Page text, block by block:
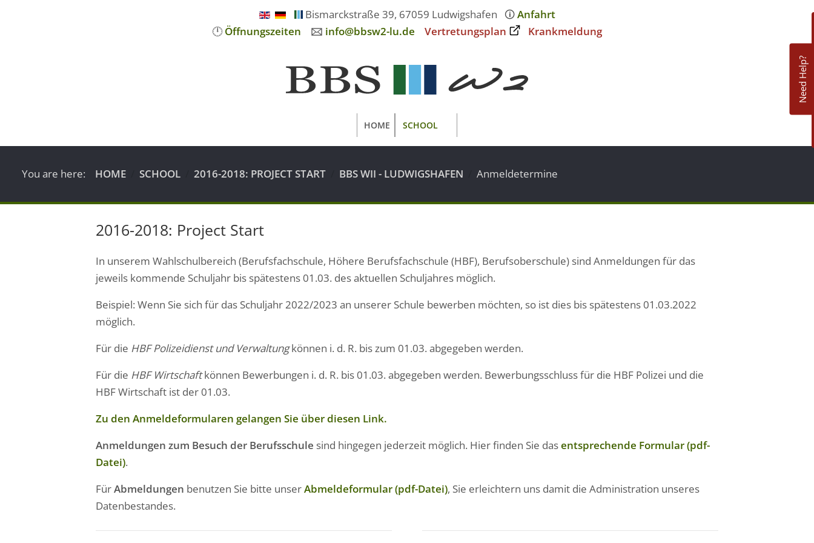
Bismarckstraße 39, 67059 Ludwigshafen 🛈Anfahrt
🕛Öffnungszeiten 🖂 info@bbsw2-lu.de Vertretungsplan Krankmeldung
Need Help?
HOME SCHOOL
You are here: HOME SCHOOL 2016-2018: PROJECT START BBS WII - LUDWIGSHAFEN Anmeldetermine
2016-2018: Project Start
In unserem Wahlschulbereich (Berufsfachschule, Höhere Berufsfachschule (HBF), Berufsoberschule) sind Anmeldungen für das
jeweils kommende Schuljahr bis spätestens 01.03. des aktuellen Schuljahres möglich.
Beispiel: Wenn Sie sich für das Schuljahr 2022/2023 an unserer Schule bewerben möchten, so ist dies bis spätestens 01.03.2022
möglich.
Für die HBF Polizeidienst und Verwaltungkönnen i. d. R. bis zum 01.03. abgegeben werden.
Für die HBF Wirtschaftkönnen Bewerbungen i. d. R. bis 01.03. abgegeben werden. Bewerbungsschluss für die HBF Polizei und die
HBF Wirtschaft ist der 01.03.
Zu den Anmeldeformularen gelangen Sie über diesen Link.
Anmeldungen zum Besuch der Berufsschule sind hingegen jederzeit möglich. Hier finden Sie dasentsprechende Formular (pdf-
Datei).
FürAbmeldungen benutzen Sie bitte unserAbmeldeformular (pdf-Datei), Sie erleichtern uns damit die Administration unseres
Datenbestandes.